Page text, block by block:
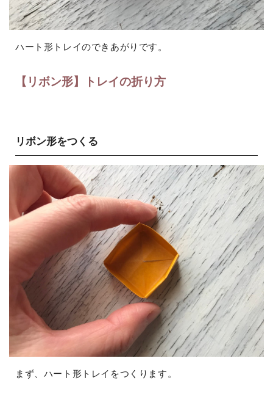
ハート形トレイのできあがりです。
【リボン形】トレイの折り方
リボン形をつくる
まず、ハート形トレイをつくります。